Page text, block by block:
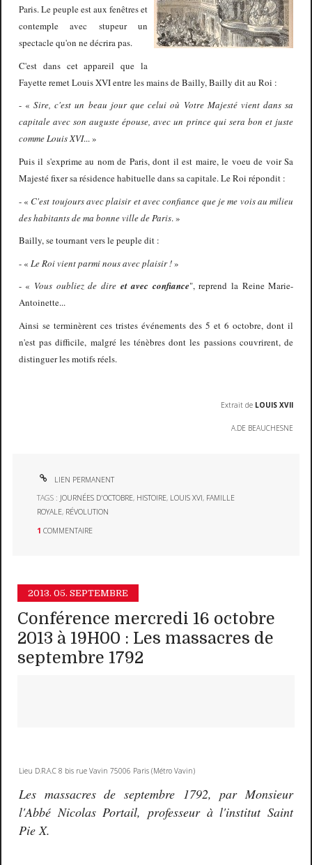
Paris. Le peuple est aux fenêtres et
contemple avec stupeur un
spectacle qu'on ne décrira pas.
C'est dans cet appareil que la
Fayette remet Louis XVI entre les mains de Bailly, Bailly dit au Roi :
- « Sire, c'est un beau jour que celui où Votre Majesté vient dans sa
capitale avec son auguste épouse, avec un prince qui sera bon et juste
comme Louis XVI...»
Puis il s'exprime au nom de Paris, dont il est maire, le voeu de voir Sa
Majesté fixer sa résidence habituelle dans sa capitale. Le Roi répondit :
- « C'est toujours avec plaisir et avec confiance que je me vois au milieu
des habitants de ma bonne ville de Paris. »
Bailly, se tournant vers le peuple dit :
- « Le Roi vient parmi nous avec plaisir !»
- « Vous oubliez de dire et avec confiance", reprend la Reine Marie-
Antoinette...
Ainsi se terminèrent ces tristes événements des 5 et 6 octobre, dont il
n'est pas difficile, malgré les ténèbres dont les passions couvrirent, de
distinguer les motifs réels.
Extrait de LOUIS XVII
A.DE BEAUCHESNE
LIEN PERMANENT
TAGS : JOURNÉES D'OCTOBRE, HISTOIRE, LOUIS XVI, FAMILLE
ROYALE, RÉVOLUTION
1 COMMENTAIRE
2013. 05. SEPTEMBRE
Conférence mercredi 16 octobre
2013 à 19H00 : Les massacres de
septembre 1792
Lieu D.R.A.C 8 bis rue Vavin 75006 Paris (Métro Vavin)
Les massacres de septembre 1792, par Monsieur
l'Abbé Nicolas Portail, professeur à l'institut Saint
Pie X.